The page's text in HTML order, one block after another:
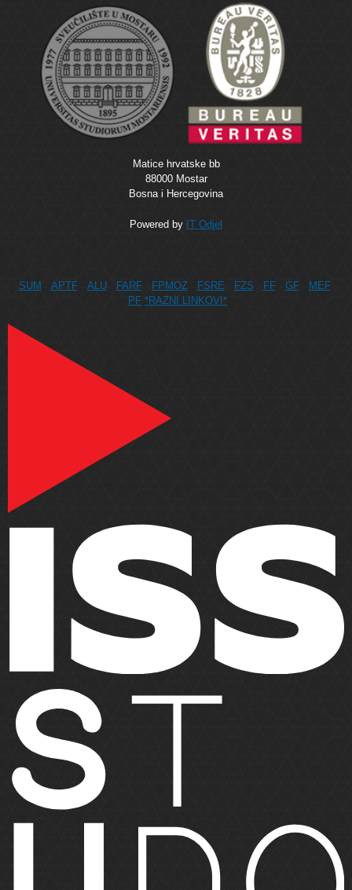
Matice hrvatske bb
88000 Mostar
Bosna i Hercegovina
Powered by IT Odjel
SUM APTF ALU FARF FPMOZ FSRE FZS FF GF
MEF
PF *RAZNI LINKOVI*